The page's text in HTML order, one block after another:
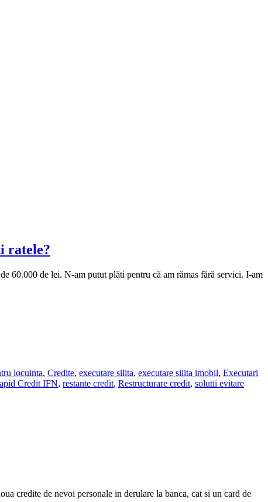
ratele?
60.000 de lei. N-am putut plăti pentru că am rămas fără servici. I-am
locuinta, Credite, executare silita, executare silita imobil, Executari
Credit IFN, restante credit, Restructurare credit, solutii evitare
credite de nevoi personale in derulare la banca, cat si un card de